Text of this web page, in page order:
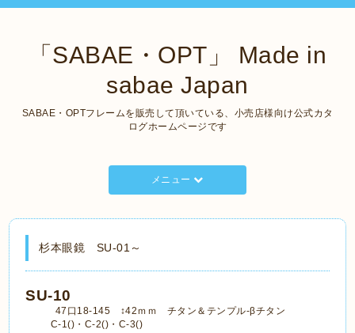
「SABAE・OPT」 Made in
sabae Japan
SABAE・OPTフレームを販売して頂いている、小売店様向け公式カタ
ログホームページです
メニュー
杉本眼鏡 SU-01～
SU-10
47口18-145 ↕42ｍｍ チタン＆テンプル-βチタン
C-1()・C-2()・C-3()